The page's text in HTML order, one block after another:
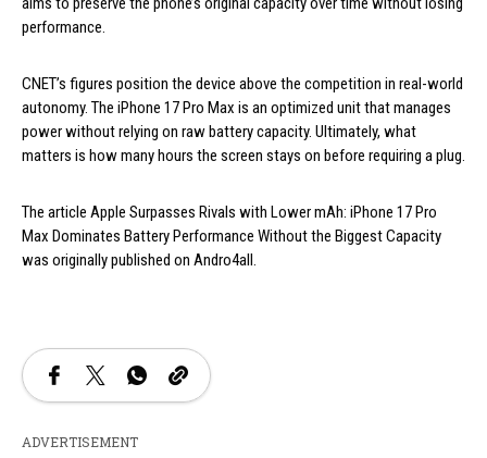
performance.
CNET’s figures position the device above the competition in real-world
autonomy. The iPhone 17 Pro Max is an optimized unit that manages
power without relying on raw battery capacity. Ultimately, what
matters is how many hours the screen stays on before requiring a plug.
The article Apple Surpasses Rivals with Lower mAh: iPhone 17 Pro
Max Dominates Battery Performance Without the Biggest Capacity
was originally published on Andro4all.
ADVERTISEMENT